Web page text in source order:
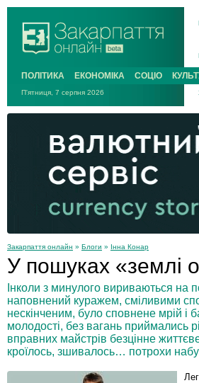
ПОЛІТИКА ЕКОНОМІКА СОЦІО
П'ятниця, 7 серпня 2026
Закарпаття онлайн » Блоги » Інна Конар
У пошуках «землі
Інколи з минулого вириваються на
наповнений куражем, сміливими
нескінченим, було сповнене мрій і
молодості, без вагань приймались
вправних майстрів безцінне
кроїлось, зшивалось… потрохи